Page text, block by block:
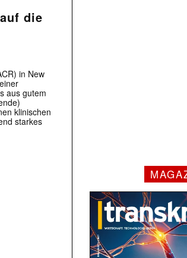
die
in New
aus gutem
klinischen
starkes